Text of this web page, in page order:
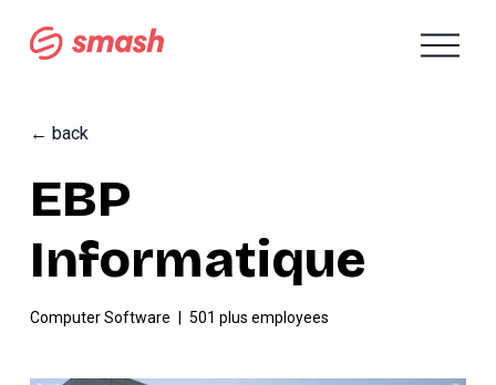
O
u
EBP
Informatique
← back
Computer Software 501 plus employees